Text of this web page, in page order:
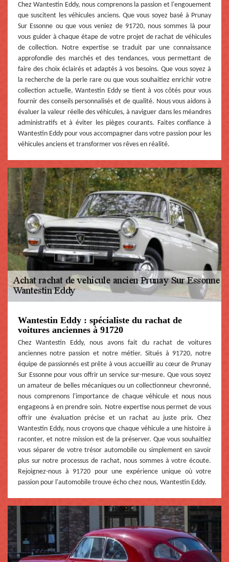
Chez Wantestin Eddy, nous comprenons la passion et l'engouement
que suscitent les véhicules anciens. Que vous soyez basé à Prunay
Sur Essonne ou que vous veniez de 91720, nous sommes là pour
vous guider à chaque étape de votre projet de rachat de véhicules
de collection. Notre expertise se traduit par une connaissance
approfondie des marchés et des tendances, vous permettant de
faire des choix éclairés et adaptés à vos besoins. Que vous soyez à
la recherche de la perle rare ou que vous souhaitiez enrichir votre
collection actuelle, Wantestin Eddy se tient à vos côtés pour vous
fournir des conseils personnalisés et de qualité. Nous vous aidons à
évaluer la valeur réelle des véhicules, à naviguer dans les méandres
administratifs et à éviter les pièges courants. Faites confiance à
Wantestin Eddy pour vous accompagner dans votre passion pour les
véhicules anciens et transformer vos rêves en réalité.
Wantestin Eddy : spécialiste du rachat de
voitures anciennes à 91720
Chez Wantestin Eddy, nous avons fait du rachat de voitures
anciennes notre passion et notre métier. Situés à 91720, notre
équipe de passionnés est prête à vous accueillir au cœur de Prunay
Sur Essonne pour vous offrir un service sur-mesure. Que vous soyez
un amateur de belles mécaniques ou un collectionneur chevronné,
nous comprenons l'importance de chaque véhicule et nous nous
engageons à en prendre soin. Notre expertise nous permet de vous
offrir une évaluation précise et un rachat au juste prix. Chez
Wantestin Eddy, nous croyons que chaque véhicule a une histoire à
raconter, et notre mission est de la préserver. Que vous souhaitiez
vous séparer de votre trésor automobile ou simplement en savoir
plus sur notre processus de rachat, nous sommes à votre écoute.
Rejoignez-nous à 91720 pour une expérience unique où votre
passion pour l'automobile trouve écho chez nous, Wantestin Eddy.